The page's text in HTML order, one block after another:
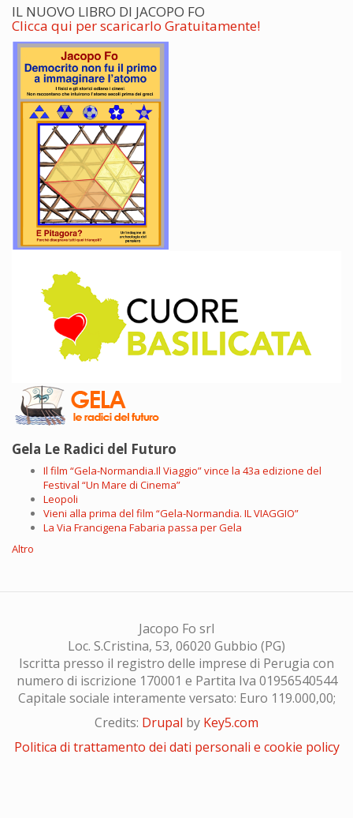
IL NUOVO LIBRO DI JACOPO FO
Clicca qui per scaricarlo Gratuitamente!
Gela Le Radici del Futuro
Il film “Gela-Normandia.Il Viaggio” vince la 43a edizione del
Festival “Un Mare di Cinema”
Leopoli
Vieni alla prima del film “Gela-Normandia. IL VIAGGIO”
La Via Francigena Fabaria passa per Gela
Altro
Jacopo Fo srl
Loc. S.Cristina, 53, 06020 Gubbio (PG)
Iscritta presso il registro delle imprese di Perugia con
numero di iscrizione 170001 e Partita Iva 01956540544
Capitale sociale interamente versato: Euro 119.000,00;
Credits: Drupal by Key5.com
Politica di trattamento dei dati personali e cookie policy